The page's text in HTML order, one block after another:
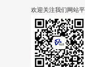
欢迎关注我们网站